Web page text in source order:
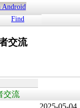
Android
Find
交流
交流